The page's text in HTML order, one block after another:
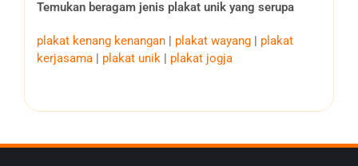
Temukan beragam jenis plakat unik yang serupa
plakat kenang kenangan | plakat wayang | plakat
kerjasama | plakat unik | plakat jogja